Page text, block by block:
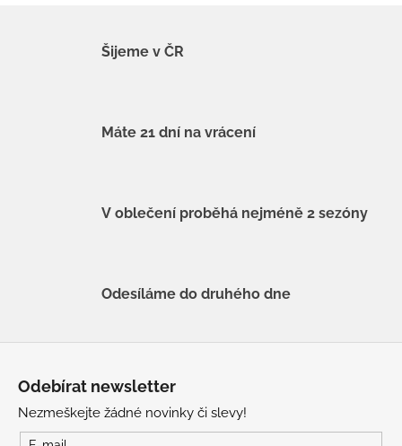
Šijeme v ČR
Máte 21 dní na vrácení
V oblečení proběhá nejméně 2 sezóny
Odesíláme do druhého dne
Odebírat newsletter
Nezmeškejte žádné novinky či slevy!